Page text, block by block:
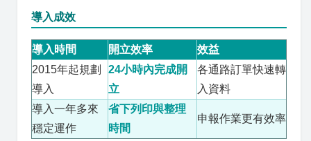
導入成效
導入時間 開立效率
效益
2015年起規劃
導入
24小時內完成開
立
各通路訂單快速轉
入資料
導入一年多來
穩定運作
省下列印與整理
時間
申報作業更有效率